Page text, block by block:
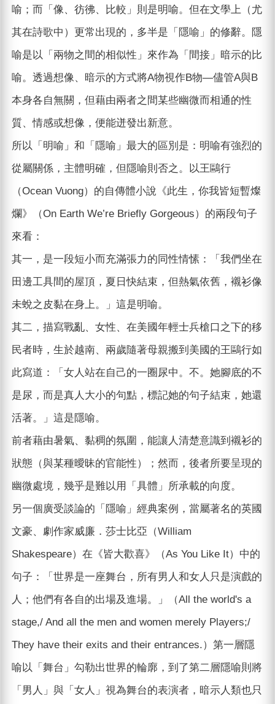
喻；而「像、彷彿、比較」則是明喻。但在文學上（尤
其在詩歌中）更常出現的，多半是「隱喻」的修辭。隱
喻是以「兩物之間的相似性」來作為「間接」暗示的比
喻。透過想像、暗示的方式將A物視作B物—儘管A與B
本身各自無關，但藉由兩者之間某些幽微而相通的性
質、情感或想像，便能迸發出新意。
所以「明喻」和「隱喻」最大的區別是：明喻有強烈的
從屬關係，主體明確，但隱喻則否之。以王鷗行
（Ocean Vuong）的自傳體小說《此生，你我皆短暫燦
爛》（On Earth We’re Briefly Gorgeous）的兩段句子
來看：
其一，是一段短小而充滿張力的同性情愫：「我們坐在
田邊工具間的屋頂，夏日快結束，但熱氣依舊，襯衫像
未蛻之皮黏在身上。」這是明喻。
其二，描寫戰亂、女性、在美國年輕士兵槍口之下的移
民者時，生於越南、兩歲隨著母親搬到美國的王鷗行如
此寫道：「女人站在自己的一圈尿中。不。她腳底的不
是尿，而是真人大小的句點，標記她的句子結束，她還
活著。」這是隱喻。
前者藉由暑氣、黏稠的氛圍，能讓人清楚意識到襯衫的
狀態（與某種曖昧的官能性）；然而，後者所要呈現的
幽微處境，幾乎是難以用「具體」所承載的向度。
另一個廣受談論的「隱喻」經典案例，當屬著名的英國
文豪、劇作家威廉．莎士比亞（William
Shakespeare）在《皆大歡喜》（As You Like It）中的
句子：「世界是一座舞台，所有男人和女人只是演戲的
人；他們有各自的出場及進場。」（All the world's a
stage,/ And all the men and women merely Players;/
They have their exits and their entrances.）第一層隱
喻以「舞台」勾勒出世界的輪廓，到了第二層隱喻則將
「男人」與「女人」視為舞台的表演者，暗示人類也只